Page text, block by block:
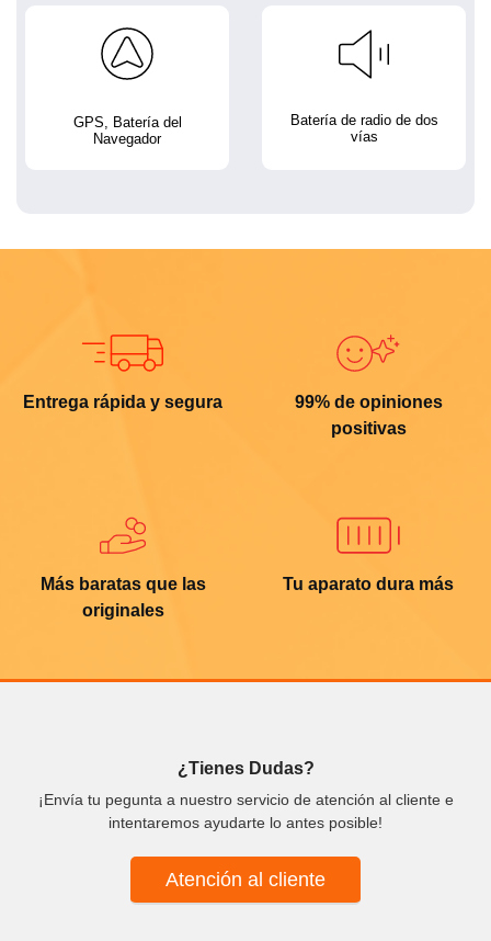
GPS, Batería del
Navegador
Batería de radio de dos
vías
Entrega rápida y segura
99% de opiniones
positivas
Más baratas que las
originales
Tu aparato dura más
¿Tienes Dudas?
¡Envía tu pegunta a nuestro servicio de atención al cliente e
intentaremos ayudarte lo antes posible!
Atención al cliente